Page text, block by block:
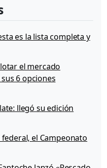
a
r
r
a
1
e
es la lista completa y
el mercado
6 opciones
llegó su edición
el Campeonato